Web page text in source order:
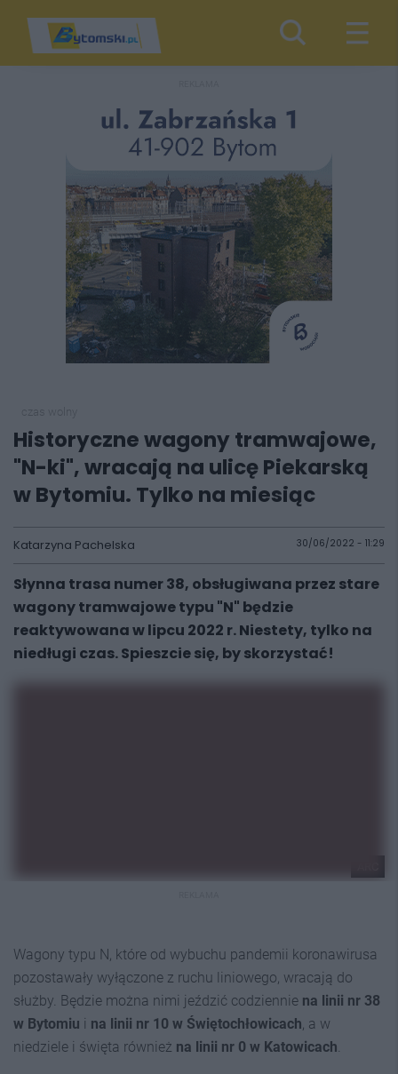
Historyczne wagony tramwajowe,
"N-ki", wracają na ulicę Piekarską
w Bytomiu. Tylko na miesiąc
Katarzyna Pachelska 30/06/2022 - 11:29
Słynna trasa numer 38, obsługiwana przez stare
wagony tramwajowe typu "N" będzie
reaktywowana w lipcu 2022 r. Niestety, tylko na
niedługi czas. Spieszcie się, by skorzystać!
Wagony typu N, które od wybuchu pandemii koronawirusa
pozostawały wyłączone z ruchu liniowego, wracają do
służby. Będzie można nimi jeździć codziennie na linii nr 38
w Bytomiu i na linii nr 10 w Świętochłowicach , a w
niedziele i święta również na linii nr 0 w Katowicach